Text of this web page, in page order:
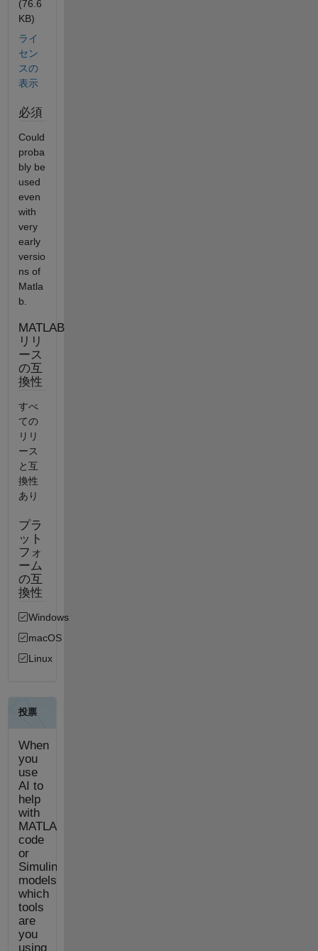
(76.6
KB)
ライ
セン
スの
表示
必須
Could
proba
bly be
used
even
with
very
early
versio
ns of
Matla
b.
MATLAB
リリ
ース
の互
換性
すべ
ての
リリ
ース
と互
換性
あり
プラ
ット
フォ
ーム
の互
換性
Windows
macOS
Linux